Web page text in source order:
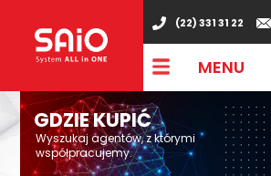
(22) 331 31 22
MENU
GDZIE KUPIĆ
Wyszukaj agentów, z którymi
współpracujemy.